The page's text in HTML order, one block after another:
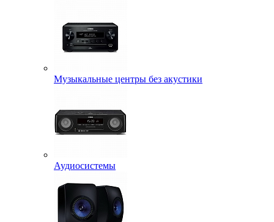
Музыкальные центры без акустики
Аудиосистемы